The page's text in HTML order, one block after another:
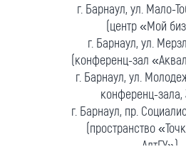
г. Барнаул, ул. Мало-
(центр «Мой
г. Барнаул, ул.
(конференц-зал
г. Барнаул, ул.
конференц-зала,
г. Барнаул, пр.
(пространство
АлтГУ»)